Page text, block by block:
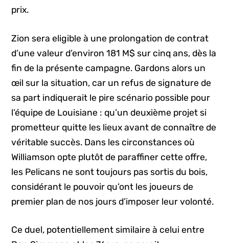
prix.
Zion sera eligible à une prolongation de contrat
d’une valeur d’environ 181 M$ sur cinq ans, dès la
fin de la présente campagne. Gardons alors un
œil sur la situation, car un refus de signature de
sa part indiquerait le pire scénario possible pour
l’équipe de Louisiane : qu’un deuxième projet si
prometteur quitte les lieux avant de connaître de
véritable succès. Dans les circonstances où
Williamson opte plutôt de paraffiner cette offre,
les Pelicans ne sont toujours pas sortis du bois,
considérant le pouvoir qu’ont les joueurs de
premier plan de nos jours d’imposer leur volonté.
Ce duel, potentiellement similaire à celui entre